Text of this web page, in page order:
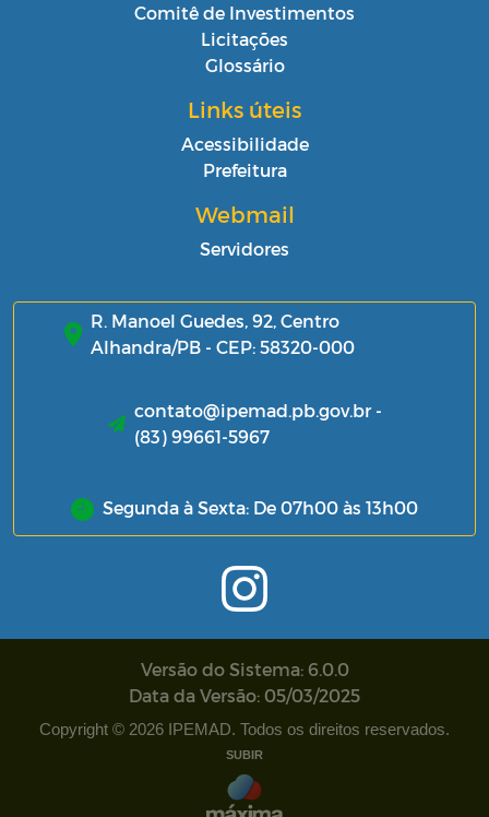
Comitê de Investimentos
Licitações
Glossário
Links úteis
Acessibilidade
Prefeitura
Webmail
Servidores
R. Manoel Guedes, 92, Centro
Alhandra/PB - CEP: 58320-000
contato@ipemad.pb.gov.br -
(83) 99661-5967
Segunda à Sexta: De 07h00 às 13h00
Versão do Sistema: 6.0.0
Data da Versão: 05/03/2025
Copyright © 2026 IPEMAD. Todos os direitos reservados.
SUBIR